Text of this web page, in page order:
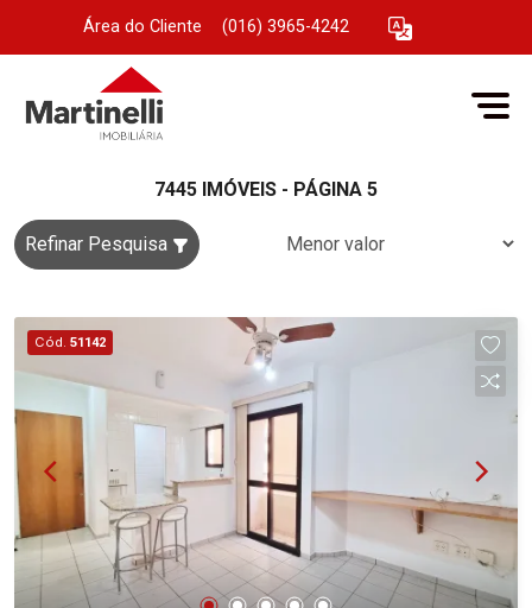
Área do Cliente (016) 3965-4242
7445 IMÓVEIS - PÁGINA 5
Refinar Pesquisa
Cód. 51142